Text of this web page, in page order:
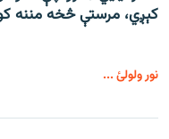
کېږي، مرستې څخه مننه
نور ولولئ ...